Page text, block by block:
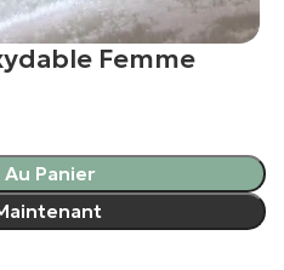
Femme
Panier